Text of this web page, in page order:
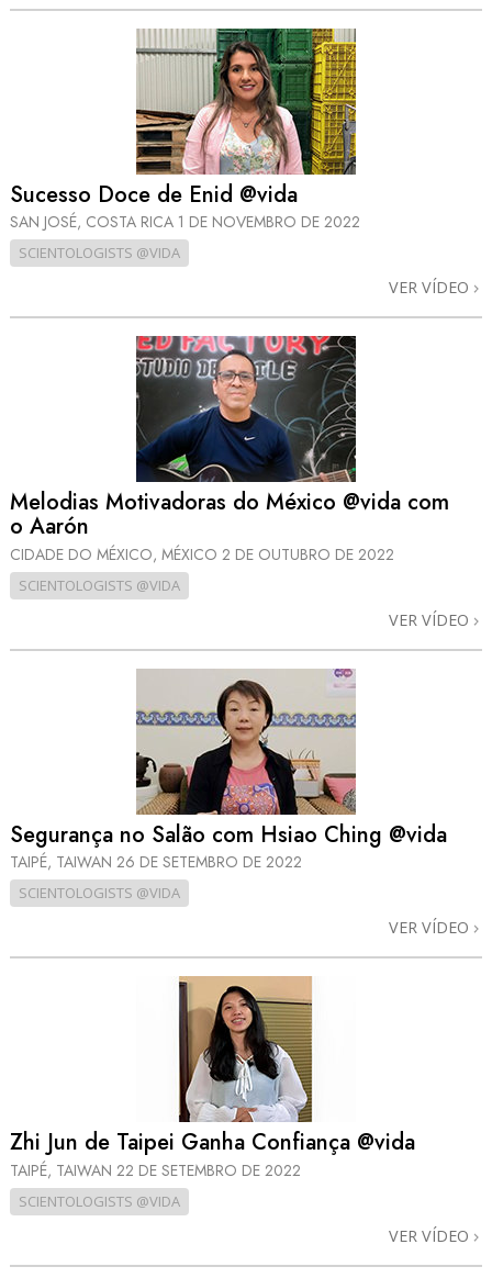
Sucesso Doce de Enid @vida
SAN JOSÉ, COSTA RICA 1 DE NOVEMBRO DE 2022
SCIENTOLOGISTS @VIDA
VER VÍDEO
Melodias Motivadoras do México @vida com
o Aarón
CIDADE DO MÉXICO, MÉXICO 2 DE OUTUBRO DE 2022
SCIENTOLOGISTS @VIDA
VER VÍDEO
Segurança no Salão com Hsiao Ching @vida
TAIPÉ, TAIWAN 26 DE SETEMBRO DE 2022
SCIENTOLOGISTS @VIDA
VER VÍDEO
Zhi Jun de Taipei Ganha Confiança @vida
TAIPÉ, TAIWAN 22 DE SETEMBRO DE 2022
SCIENTOLOGISTS @VIDA
VER VÍDEO